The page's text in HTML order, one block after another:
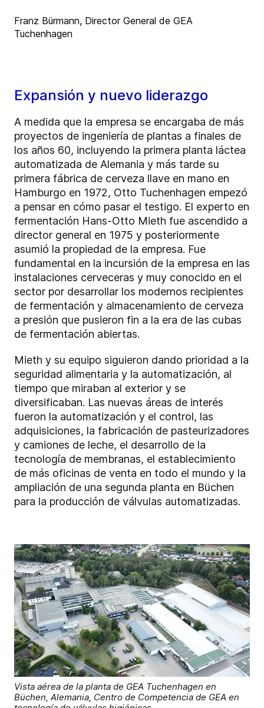
Franz Bürmann, Director General de GEA
Tuchenhagen
Expansión y nuevo liderazgo
A medida que la empresa se encargaba de más
proyectos de ingeniería de plantas a finales de
los años 60, incluyendo la primera planta láctea
automatizada de Alemania y más tarde su
primera fábrica de cerveza llave en mano en
Hamburgo en 1972, Otto Tuchenhagen empezó
a pensar en cómo pasar el testigo. El experto en
fermentación Hans-Otto Mieth fue ascendido a
director general en 1975 y posteriormente
asumió la propiedad de la empresa. Fue
fundamental en la incursión de la empresa en las
instalaciones cerveceras y muy conocido en el
sector por desarrollar los modernos recipientes
de fermentación y almacenamiento de cerveza
a presión que pusieron fin a la era de las cubas
de fermentación abiertas.
Mieth y su equipo siguieron dando prioridad a la
seguridad alimentaria y la automatización, al
tiempo que miraban al exterior y se
diversificaban. Las nuevas áreas de interés
fueron la automatización y el control, las
adquisiciones, la fabricación de pasteurizadores
y camiones de leche, el desarrollo de la
tecnología de membranas, el establecimiento
de más oficinas de venta en todo el mundo y la
ampliación de una segunda planta en Büchen
para la producción de válvulas automatizadas.
Vista aérea de la planta de GEA Tuchenhagen en
Büchen, Alemania, Centro de Competencia de GEA en